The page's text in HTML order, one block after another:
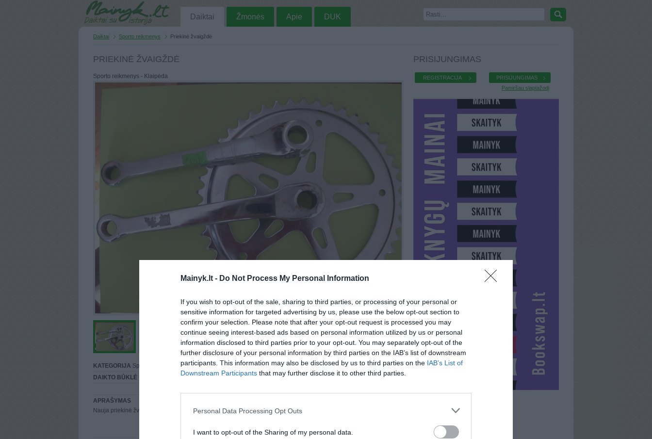
Mainyk.lt - Do Not Process My Personal Information
If you wish to opt-out of the sale, sharing to third parties, or processing of your personal or
sensitive information for targeted advertising by us, please use the below opt-out section to
confirm your selection. Please note that after your opt-out request is processed you may
continue seeing interest-based ads based on personal information utilized by us or personal
information disclosed to third parties prior to your opt-out. You may separately opt-out of the
further disclosure of your personal information by third parties on the IAB’s list of downstream
participants. This information may also be disclosed by us to third parties on the IAB’s List of
Downstream Participants that may further disclose it to other third parties.
Personal Data Processing Opt Outs
I want to opt-out of the Sharing of my personal data.
Daiktai Žmonės Apie DUK
Daiktai Sporto reikmenys Priekinė žvaigždė
PRIEKINĖ ŽVAIGŽDĖ
Sporto reikmenys - Klaipėda
KATEGORIJA Sporto reikmenys MIESTASKlaipėda
DAIKTO BŪKLĖ
APRAŠYMAS
Nauja priekinė žvaigždė rusiškam dviračiui.
Siūlykit įvairius variantus.
0.00 EUR(0 LTL)
PRISIJUNGIMAS
REGISTRACIJA
PRISIJUNGIMAS
Pamiršau slaptažodį
PAPASAKY